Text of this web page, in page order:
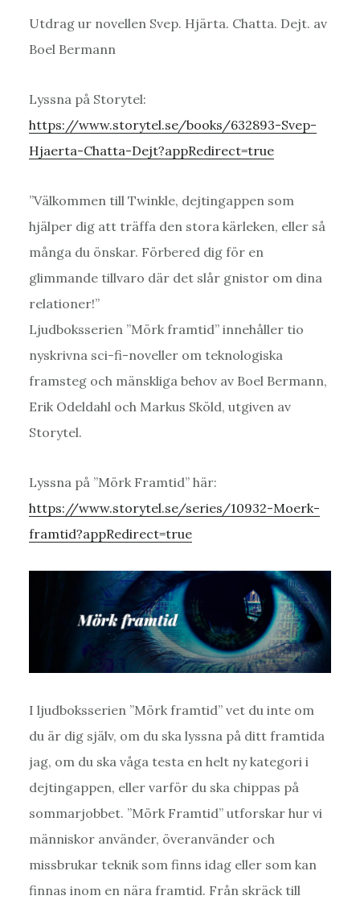
Utdrag ur novellen Svep. Hjärta. Chatta. Dejt. av
Boel Bermann
Lyssna på Storytel:
https://www.storytel.se/books/632893-Svep-
Hjaerta-Chatta-Dejt?appRedirect=true
”Välkommen till Twinkle, dejtingappen som
hjälper dig att träffa den stora kärleken, eller så
många du önskar. Förbered dig för en
glimmande tillvaro där det slår gnistor om dina
relationer!”
Ljudboksserien ”Mörk framtid” innehåller tio
nyskrivna sci-fi-noveller om teknologiska
framsteg och mänskliga behov av Boel Bermann,
Erik Odeldahl och Markus Sköld, utgiven av
Storytel.
Lyssna på ”Mörk Framtid” här:
https://www.storytel.se/series/10932-Moerk-
framtid?appRedirect=true
I ljudboksserien ”Mörk framtid” vet du inte om
du är dig själv, om du ska lyssna på ditt framtida
jag, om du ska våga testa en helt ny kategori i
dejtingappen, eller varför du ska chippas på
sommarjobbet. ”Mörk Framtid” utforskar hur vi
människor använder, överanvänder och
missbrukar teknik som finns idag eller som kan
finnas inom en nära framtid. Från skräck till